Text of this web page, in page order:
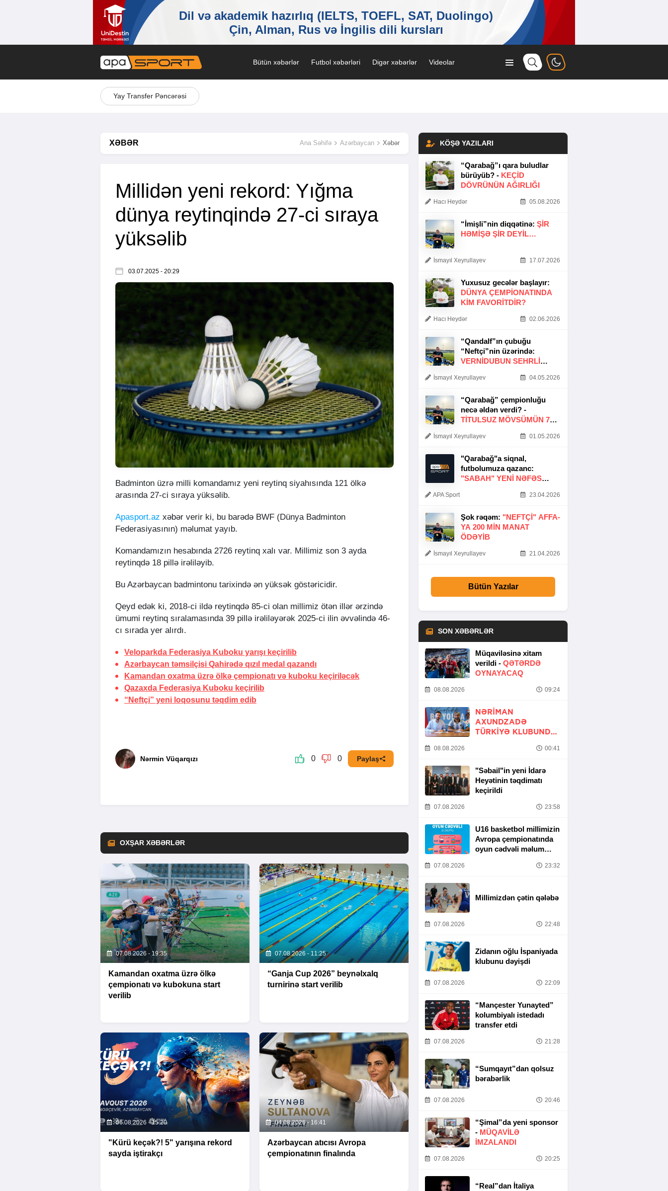
Bütün xəbərlər Futbol xəbərləri Digər xəbərlər Videolar
Yay Transfer Pəncərəsi
XƏBƏR Ana Səhifə Azərbaycan Xəbər
Millidən yeni rekord: Yığma
dünya reytinqində 27-ci sıraya
yüksəlib
03.07.2025 - 20:29
Badminton üzrə milli komandamız yeni reytinq siyahısında 121 ölkə
arasında 27-ci sıraya yüksəlib.
Apasport.az xəbər verir ki, bu barədə BWF (Dünya Badminton
Federasiyasının) məlumat yayıb.
Komandamızın hesabında 2726 reytinq xalı var. Millimiz son 3 ayda
reytinqdə 18 pillə irəliləyib.
Bu Azərbaycan badmintonu tarixində ən yüksək göstəricidir.
Qeyd edək ki, 2018-ci ildə reytinqdə 85-ci olan millimiz ötən illər ərzində
ümumi reytinq sıralamasında 39 pillə irəliləyərək 2025-ci ilin əvvəlində 46-
cı sırada yer alırdı.
Veloparkda Federasiya Kuboku yarışı keçirilib
Azərbaycan təmsilçisi Qahirədə qızıl medal qazandı
Kamandan oxatma üzrə ölkə çempionatı və kuboku keçiriləcək
Qazaxda Federasiya Kuboku keçirilib
“Neftçi” yeni loqosunu təqdim edib
Nərmin Vüqarqızı 0 0 Paylaş
OXŞAR XƏBƏRLƏR
07.08.2026 - 19:35
Kamandan oxatma üzrə ölkə
çempionatı və kubokuna start
verilib
07.08.2026 - 11:25
“Ganja Cup 2026” beynəlxalq
turnirinə start verilib
06.08.2026 - 15:20
"Kürü keçək?! 5" yarışına rekord
sayda iştirakçı
04.08.2026 - 16:41
Azərbaycan atıcısı Avropa
çempionatının finalında
KÖŞƏ YAZILARI
“Qarabağ”ı qara buludlar
bürüyüb? - KEÇID
DÖVRÜNÜN AĞIRLIĞI
Hacı Heydər 05.08.2026
“İmişli”nin diqqətinə: ŞIR
HƏMIŞƏ ŞIR DEYIL…
İsmayıl Xeyrullayev 17.07.2026
Yuxusuz gecələr başlayır:
DÜNYA ÇEMPIONATINDA
KIM FAVORITDIR?
Hacı Heydər 02.06.2026
“Qandalf”ın çubuğu
“Neftçi”nin üzərində:
VERNİDUBUN SEHRLİ
İsmayıl Xeyrullayev 04.05.2026
“Qarabağ” çempionluğu
necə əldən verdi? -
TITULSUZ MÖVSÜMÜN 7
İsmayıl Xeyrullayev 01.05.2026
"Qarabağ"a siqnal,
futbolumuza qazanc:
"SABAH" YENI NƏFƏS
APA Sport 23.04.2026
Şok rəqəm: "NEFTÇI" AFFA-
YA 200 MIN MANAT
ÖDƏYIB
İsmayıl Xeyrullayev 21.04.2026
Bütün Yazılar
SON XƏBƏRLƏR
Müqaviləsinə xitam
verildi - QƏTƏRDƏ
OYNAYACAQ
08.08.2026 09:24
NƏRIMAN
AXUNDZADƏ
TÜRKIYƏ KLUBUNDA
08.08.2026 00:41
"Səbail"in yeni İdarə
Heyətinin təqdimatı
keçirildi
07.08.2026 23:58
U16 basketbol millimizin
Avropa çempionatında
oyun cədvəli məlum
07.08.2026 23:32
Millimizdən çətin qələbə
07.08.2026 22:48
Zidanın oğlu İspaniyada
klubunu dəyişdi
07.08.2026 22:09
“Mançester Yunayted”
kolumbiyalı istedadı
transfer etdi
07.08.2026 21:28
“Sumqayıt”dan qolsuz
bərabərlik
07.08.2026 20:46
“Şimal”da yeni sponsor
- MÜQAVİLƏ
İMZALANDI
07.08.2026 20:25
“Real”dan İtaliya